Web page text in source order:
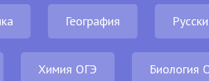
География
Химия ОГЭ Биология